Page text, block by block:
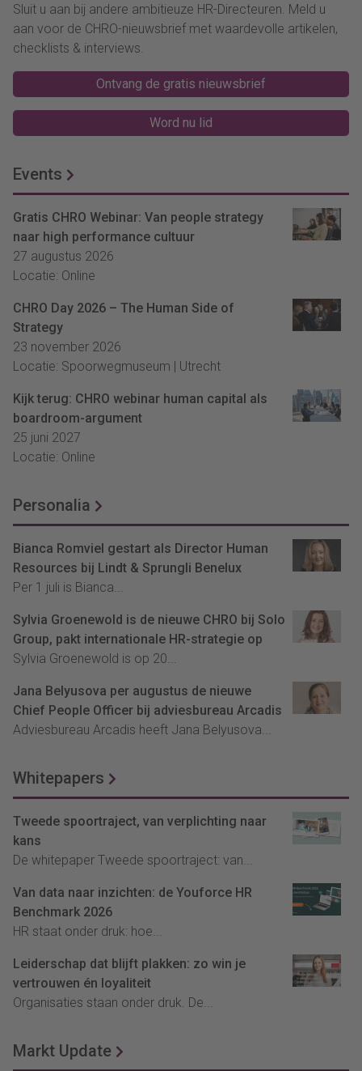
Sluit u aan bij andere ambitieuze HR-Directeuren. Meld u
aan voor de CHRO-nieuwsbrief met waardevolle artikelen,
checklists & interviews.
Ontvang de gratis nieuwsbrief
Word nu lid
Events
Gratis CHRO Webinar: Van people strategy
naar high performance cultuur
27 augustus 2026
Locatie: Online
CHRO Day 2026 – The Human Side of
Strategy
23 november 2026
Locatie: Spoorwegmuseum | Utrecht
Kijk terug: CHRO webinar human capital als
boardroom-argument
25 juni 2027
Locatie: Online
Personalia
Bianca Romviel gestart als Director Human
Resources bij Lindt & Sprungli Benelux
Per 1 juli is Bianca...
Sylvia Groenewold is de nieuwe CHRO bij Solo
Group, pakt internationale HR-strategie op
Sylvia Groenewold is op 20...
Jana Belyusova per augustus de nieuwe
Chief People Officer bij adviesbureau Arcadis
Adviesbureau Arcadis heeft Jana Belyusova...
Whitepapers
Tweede spoortraject, van verplichting naar
kans
De whitepaper Tweede spoortraject: van...
Van data naar inzichten: de Youforce HR
Benchmark 2026
HR staat onder druk: hoe...
Leiderschap dat blijft plakken: zo win je
vertrouwen én loyaliteit
Organisaties staan onder druk. De...
Markt Update